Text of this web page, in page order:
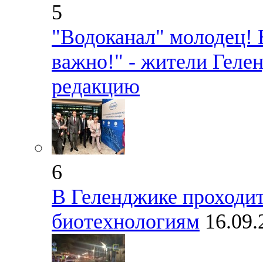
5
"Водоканал" молодец!
важно!" - жители
редакцию
6
В Геленджике
биотехнологиям